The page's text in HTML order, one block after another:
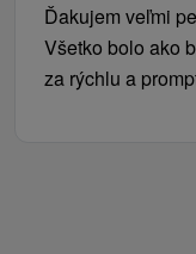
Ďakujem veľmi
Všetko bolo ako
za rýchlu a